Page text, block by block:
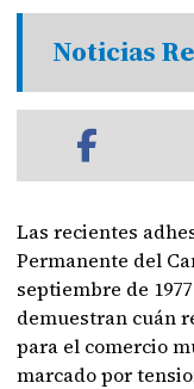
Noticias
Las recientes
Permanente del
septiembre de
demuestran cuán
para el comercio
marcado por